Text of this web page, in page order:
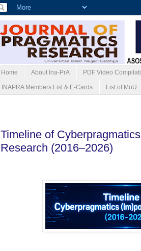
Home About Ina-PrA PDF Video
INAPRA Members List & E-Cards List of MoU
Timeline of
Research (2016–2026)